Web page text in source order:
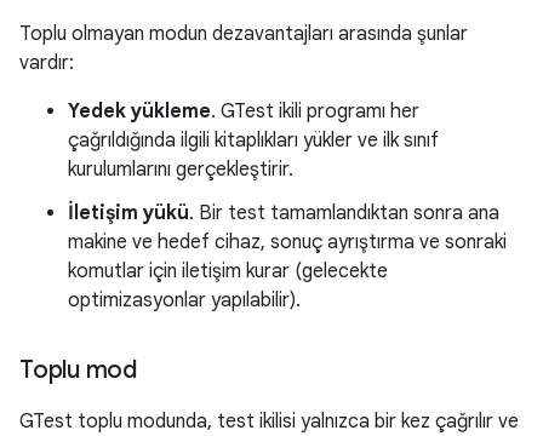
Toplu olmayan modun dezavantajları arasında şunlar
vardır:
Yedek yükleme. GTest ikili programı her
çağrıldığında ilgili kitaplıkları yükler ve ilk sınıf
kurulumlarını gerçekleştirir.
İletişim yükü. Bir test tamamlandıktan sonra ana
makine ve hedef cihaz, sonuç ayrıştırma ve sonraki
komutlar için iletişim kurar (gelecekte
optimizasyonlar yapılabilir).
Toplu mod
GTest toplu modunda, test ikilisi yalnızca bir kez çağrılır ve